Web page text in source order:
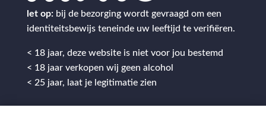
let op: bij de bezorging wordt gevraagd om een
identiteitsbewijs teneinde uw leeftijd te verifiëren.
< 18 jaar, deze website is niet voor jou bestemd
< 18 jaar verkopen wij geen alcohol
< 25 jaar, laat je legitimatie zien